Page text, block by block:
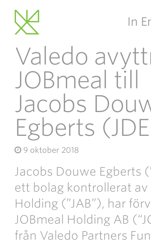
Main Navigation
In
Valedo
JOBmeal till
Jacobs
Egberts
9 oktober 2018
Jacobs Douwe Egberts
ett bolag kontrollerat av
Holding (”JAB”), har
JOBmeal Holding AB
från Valedo Partners